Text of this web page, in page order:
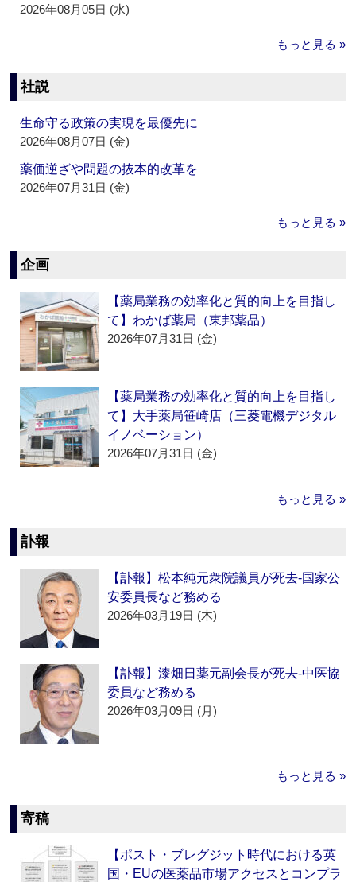
2026年08月05日 (水)
もっと見る »
社説
生命守る政策の実現を最優先に
2026年08月07日 (金)
薬価逆ざや問題の抜本的改革を
2026年07月31日 (金)
もっと見る »
企画
【薬局業務の効率化と質的向上を目指し
て】わかば薬局（東邦薬品）
2026年07月31日 (金)
【薬局業務の効率化と質的向上を目指し
て】大手薬局笹崎店（三菱電機デジタル
イノベーション）
2026年07月31日 (金)
もっと見る »
訃報
【訃報】松本純元衆院議員が死去‐国家公
安委員長など務める
2026年03月19日 (木)
【訃報】漆畑日薬元副会長が死去‐中医協
委員など務める
2026年03月09日 (月)
もっと見る »
寄稿
【ポスト・ブレグジット時代における英
国・EUの医薬品市場アクセスとコンプラ